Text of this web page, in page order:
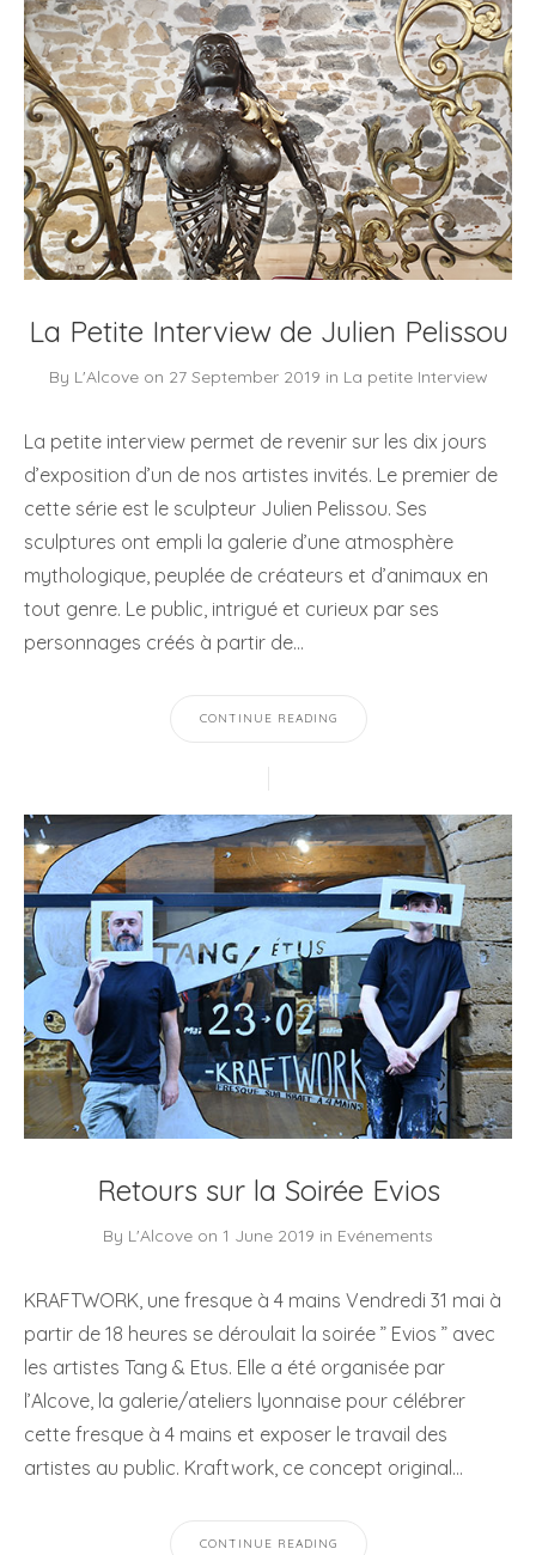
La Petite Interview de Julien Pelissou
By L'Alcoveon 27 September 2019 in La petite Interview
La petite interview permet de revenir sur les dix jours
d’exposition d’un de nos artistes invités. Le premier de
cette série est le sculpteur Julien Pelissou. Ses
sculptures ont empli la galerie d’une atmosphère
mythologique, peuplée de créateurs et d’animaux en
tout genre. Le public, intrigué et curieux par ses
personnages créés à partir de…
CONTINUE READING
Retours sur la Soirée Evios
By L'Alcove on 1 June 2019 in Evénements
KRAFTWORK, une fresque à 4 mains Vendredi 31 mai à
partir de 18 heures se déroulait la soirée ” Evios ” avec
les artistes Tang & Etus. Elle a été organisée par
l’Alcove, la galerie/ateliers lyonnaise pour célébrer
cette fresque à 4 mains et exposer le travail des
artistes au public. Kraftwork, ce concept original…
CONTINUE READING